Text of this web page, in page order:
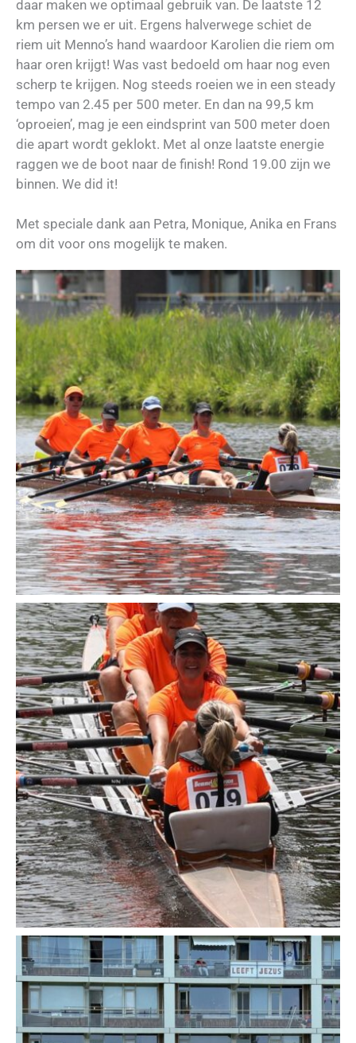
daar maken we optimaal gebruik van. De laatste 12
km persen we er uit. Ergens halverwege schiet de
riem uit Menno’s hand waardoor Karolien die riem om
haar oren krijgt! Was vast bedoeld om haar nog even
scherp te krijgen. Nog steeds roeien we in een steady
tempo van 2.45 per 500 meter. En dan na 99,5 km
‘oproeien’, mag je een eindsprint van 500 meter doen
die apart wordt geklokt. Met al onze laatste energie
raggen we de boot naar de finish! Rond 19.00 zijn we
binnen. We did it!
Met speciale dank aan Petra, Monique, Anika en Frans
om dit voor ons mogelijk te maken.